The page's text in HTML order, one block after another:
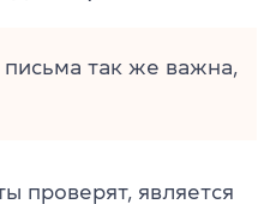
так же важна,
проверят, является